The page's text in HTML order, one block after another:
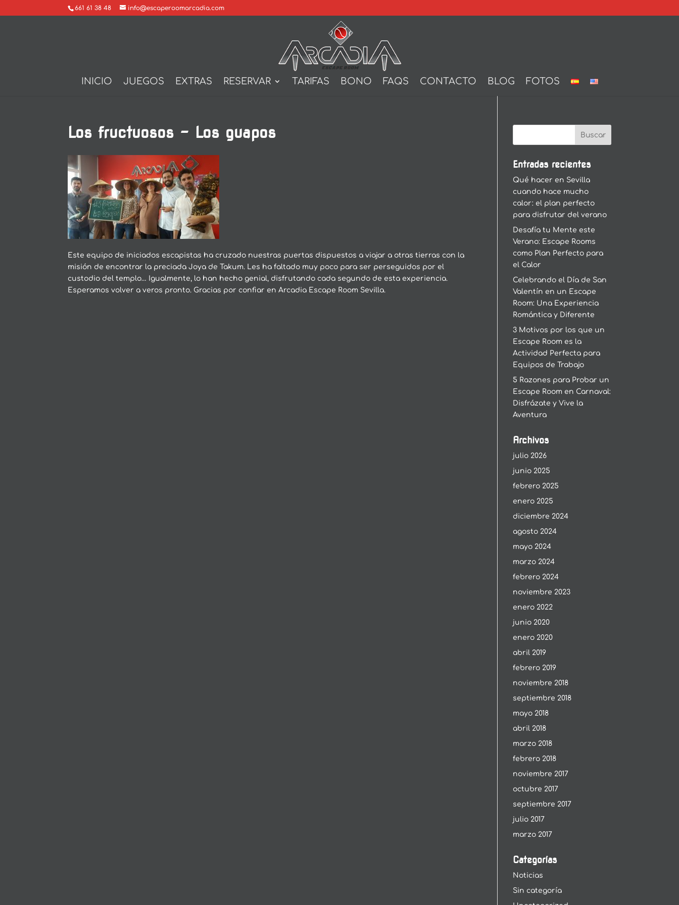
661 61 38 48 info@escaperoomarcadia.com
INICIO JUEGOS EXTRAS RESERVAR TARIFAS BONO FAQS CONTACTO BLOG FOTOS
Los fructuosos – Los guapos
Este equipo de iniciados escapistas ha cruzado nuestras puertas dispuestos a viajar a otras tierras con la
misión de encontrar la preciada Joya de Takum. Les ha faltado muy poco para ser perseguidos por el
custodio del templo… Igualmente, lo han hecho genial, disfrutando cada segundo de esta experiencia.
Esperamos volver a veros pronto. Gracias por confiar en Arcadia Escape Room Sevilla.
Entradas recientes
Qué hacer en Sevilla
cuando hace mucho
calor: el plan perfecto
para disfrutar del verano
Desafía tu Mente este
Verano: Escape Rooms
como Plan Perfecto para
el Calor
Celebrando el Día de San
Valentín en un Escape
Room: Una Experiencia
Romántica y Diferente
3 Motivos por los que un
Escape Room es la
Actividad Perfecta para
Equipos de Trabajo
5 Razones para Probar un
Escape Room en Carnaval:
Disfrázate y Vive la
Aventura
Archivos
julio 2026
junio 2025
febrero 2025
enero 2025
diciembre 2024
agosto 2024
mayo 2024
marzo 2024
febrero 2024
noviembre 2023
enero 2022
junio 2020
enero 2020
abril 2019
febrero 2019
noviembre 2018
septiembre 2018
mayo 2018
abril 2018
marzo 2018
febrero 2018
noviembre 2017
octubre 2017
septiembre 2017
julio 2017
marzo 2017
Categorías
Noticias
Sin categoría